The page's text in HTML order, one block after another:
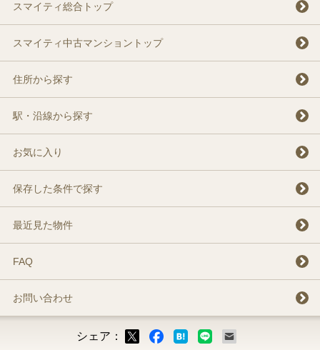
スマイティ総合トップ
スマイティ中古マンショントップ
住所から探す
駅・沿線から探す
お気に入り
保存した条件で探す
最近見た物件
FAQ
お問い合わせ
シェア：